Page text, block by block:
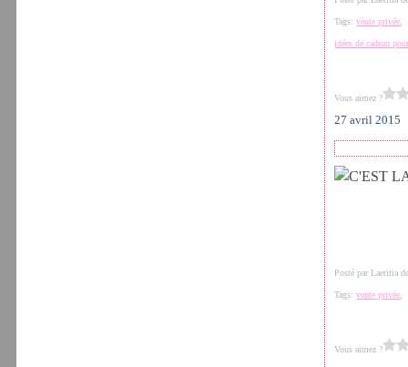
Tags:vente privée ,
idées de cadeau
Vous aimez ?
27 avril 2015
Posté par Laetitia
Tags:vente privée ,
Vous aimez ?